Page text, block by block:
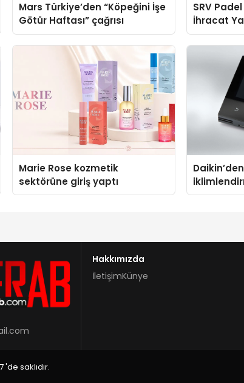
Mars Türkiye’den “Köpeğini İşe
Götür Haftası” çağrısı
SRV
İhracat
Padel
Marie Rose kozmetik
sektörüne giriş yaptı
Daikin’den
Madoka
Hakkımızda
İletişimKünye
'de saklıdır.